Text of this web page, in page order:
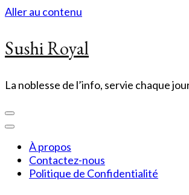
Aller au contenu
Sushi Royal
La noblesse de l’info, servie chaque
À propos
Contactez-nous
Politique de Confidentialité